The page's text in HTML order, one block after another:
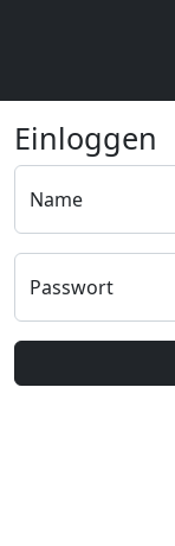
Einloggen
Name
Passwort